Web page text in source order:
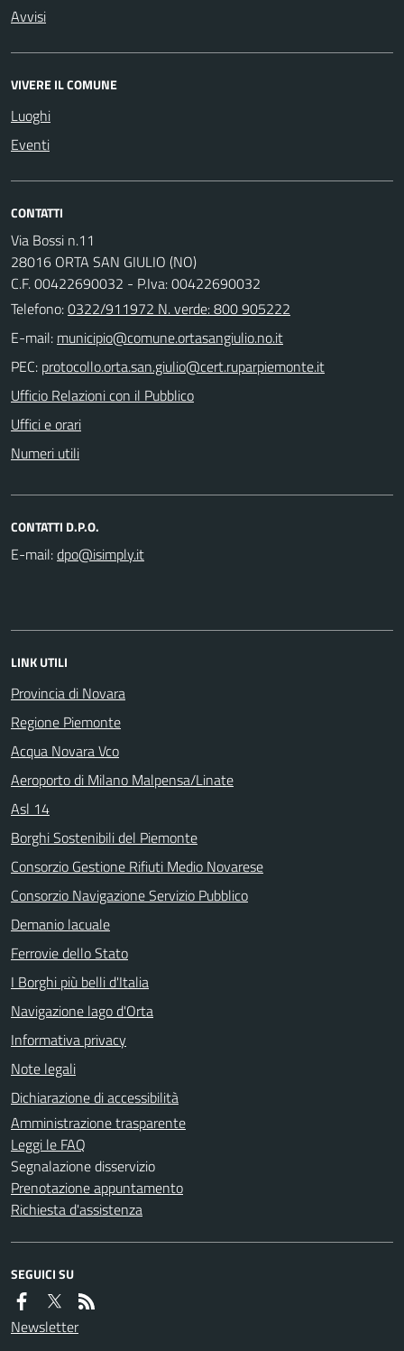
Avvisi
VIVERE IL COMUNE
Luoghi
Eventi
CONTATTI
Via Bossi n.11
28016 ORTA SAN GIULIO (NO)
C.F. 00422690032 - P.Iva: 00422690032
Telefono:0322/911972 N. verde: 800 905222
E-mail:
PEC:
Ufficio Relazioni con il Pubblico
Uffici e orari
Numeri utili
CONTATTI D.P.O.
E-mail:
LINK UTILI
Provincia di Novara
Regione Piemonte
Acqua Novara Vco
Aeroporto di Milano Malpensa/Linate
Asl 14
Borghi Sostenibili del Piemonte
Consorzio Gestione Rifiuti Medio Novarese
Consorzio Navigazione Servizio Pubblico
Demanio lacuale
Ferrovie dello Stato
I Borghi più belli d'Italia
Navigazione lago d'Orta
Informativa privacy
Note legali
Dichiarazione di accessibilità
Amministrazione trasparente
Leggi le FAQ
Segnalazione disservizio
Prenotazione appuntamento
Richiesta d'assistenza
SEGUICI SU
Newsletter